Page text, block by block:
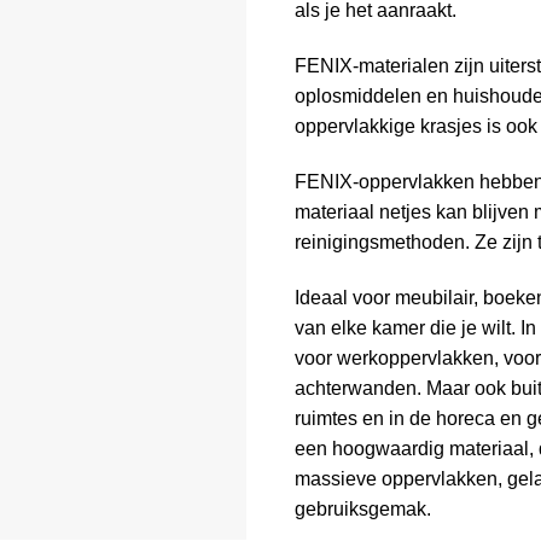
als je het aanraakt.
FENIX-materialen zijn
oplosmiddelen en
oppervlakkige krasjes is
FENIX-oppervlakken
materiaal netjes kan blijven
reinigingsmethoden. Ze zijn
Ideaal voor meubilair,
van elke kamer die je wilt.
voor werkoppervlakken,
achterwanden. Maar ook
ruimtes en in de horeca en
een hoogwaardig
massieve oppervlakken,
gebruiksgemak.